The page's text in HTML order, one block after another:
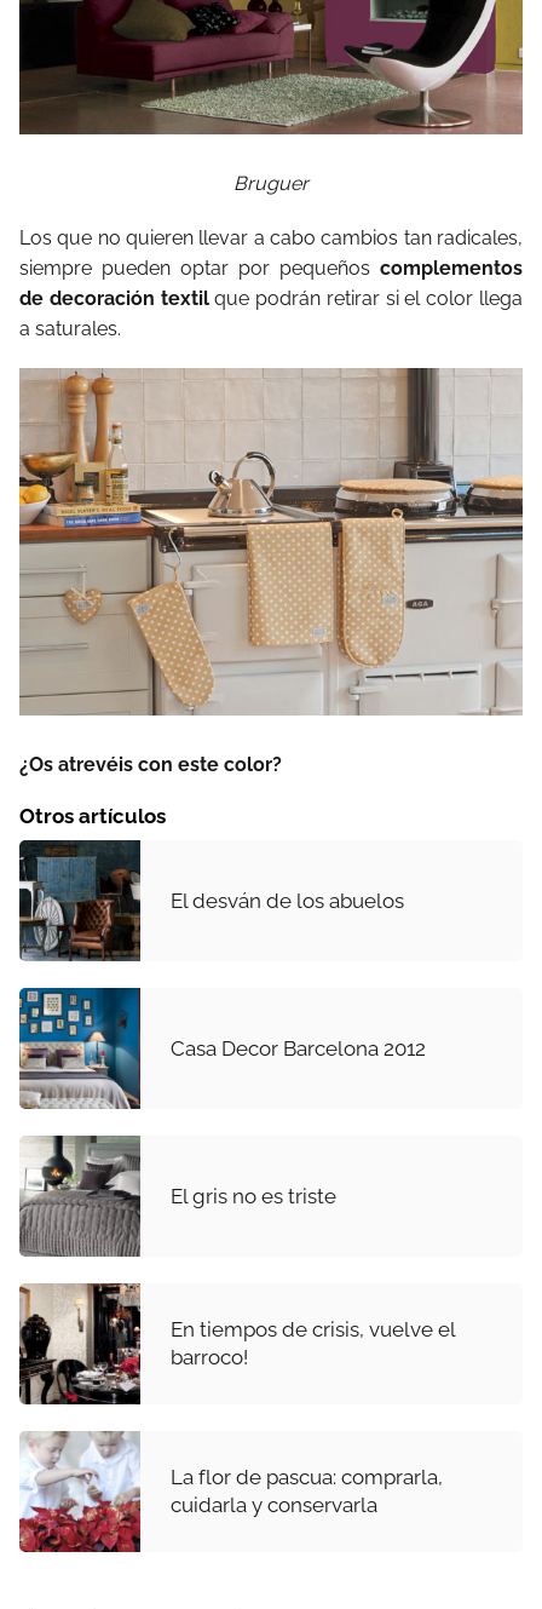
Bruguer
Los que no quieren llevar a cabo cambios tan radicales,
siempre pueden optar por pequeños complementos
de decoración textilque podrán retirar si el color llega
a saturales.
¿Os atrevéis con este color?
Otros artículos
El desván de los abuelos
Casa Decor Barcelona 2012
El gris no es triste
En tiempos de crisis, vuelve el
barroco!
La flor de pascua: comprarla,
cuidarla y conservarla